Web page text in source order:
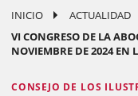
INICIO ACTUALIDAD
VI CONGRESO DE LA
NOVIEMBRE DE 2024 EN
CONSEJO DE LOS